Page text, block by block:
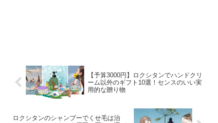
【予算3000円】ロクシタンでハンドクリ
ーム以外のギフト10選！センスのいい実
用的な贈り物
ロクシタンのシャンプーでくせ毛は治